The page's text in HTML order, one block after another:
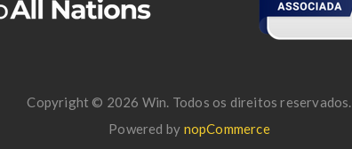
Copyright © 2026 Win. Todos os direitos reservados.
Powered by nopCommerce